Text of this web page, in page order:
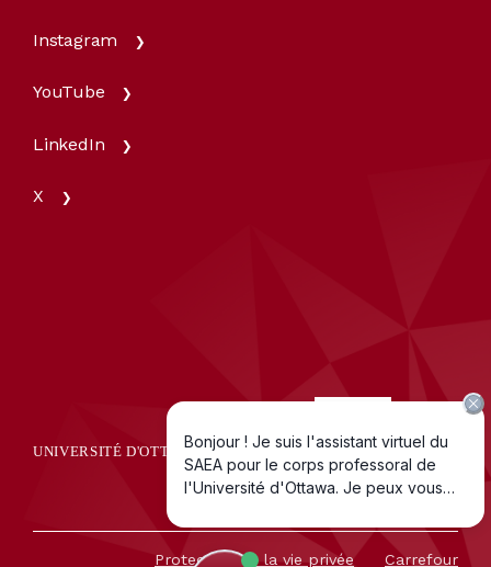
Instagram
YouTube
LinkedIn
X
UNIVERSITÉ D'OTTAWA | UNIVERSITY OF OTTAWA
Depuis 1848
Protection de la vie privée Carrefour